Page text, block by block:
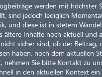
werden mit höchster
sind jedoch lediglich
und diese ist in stetem
ältere Inhalte noch aktuell und
sicher sind, ob der Beitrag,
haben, noch dem aktuellen
nehmen Sie bitte Kontakt zu
in den aktuellen Kontext ein.